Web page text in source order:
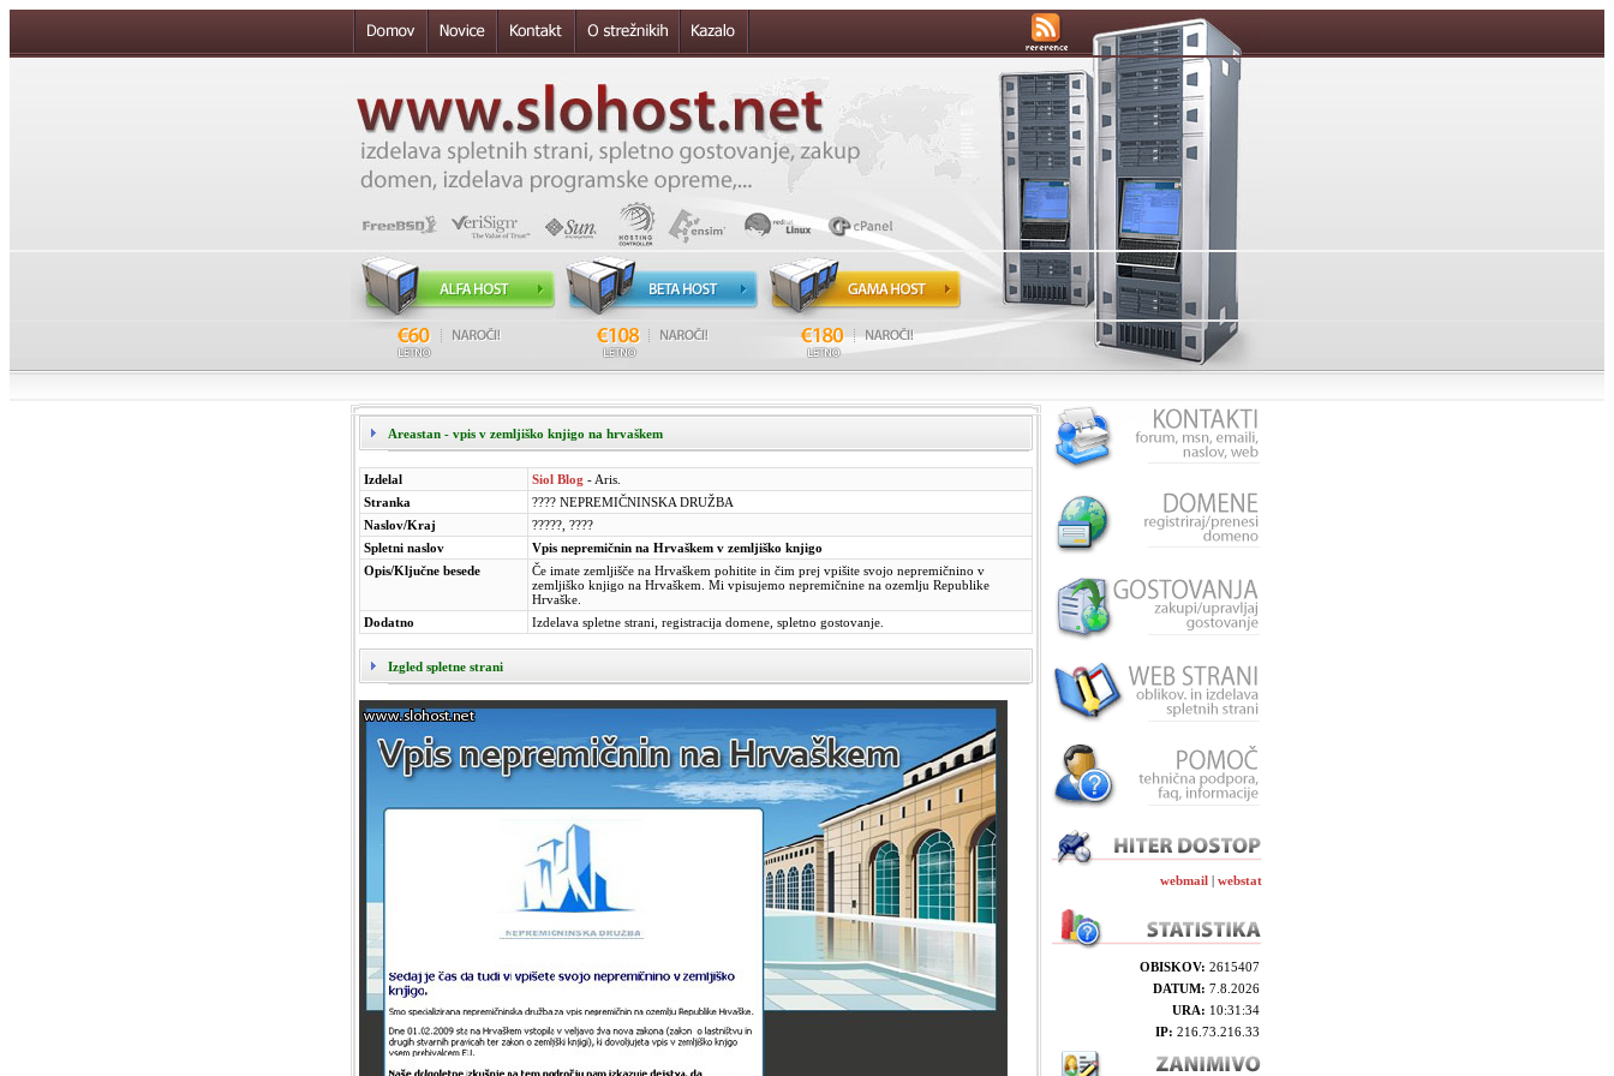
Areastan - vpis v zemljiško knjigo na hrvaškem
Izdelal Siol Blog - Aris.
Stranka
???? NEPREMIČNINSKA DRUŽBA
Naslov/Kraj
?????, ????
Spletni naslov
Vpis nepremičnin na Hrvaškem v zemljiško knjigo
Opis/Ključne besede
Če imate zemljišče na Hrvaškem pohitite in čim prej vpišite svojo nepremičnino v
zemljiško knjigo na Hrvaškem. Mi vpisujemo nepremičnine na ozemlju Republike
Hrvaške.
Dodatno
Izdelava spletne strani, registracija domene, spletno gostovanje.
Izgled spletne strani
webmail | webstat
OBISKOV: 2615407
DATUM: 7.8.2026
URA: 10:31:34
IP: 216.73.216.33